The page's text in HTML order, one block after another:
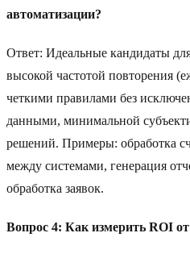
автоматизации?
Ответ: Идеальные кандидаты
высокой частотой повторения
четкими правилами без
данными, минимальной
решений. Примеры: обработка
между системами, генерация
обработка заявок.
Вопрос 4: Как измерить ROI